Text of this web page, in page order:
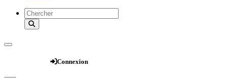
Connexion